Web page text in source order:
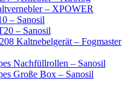
– XPOWER
– Sanosil
– Sanosil
Kaltnebelgerät – Fogmaster
Nachfüllrollen – Sanosil
Große Box – Sanosil